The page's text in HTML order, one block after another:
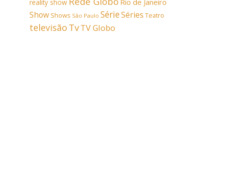
reality show
Rio de Janeiro
Show Shows São Paulo SérieSéries Teatro
televisão TvTV Globo